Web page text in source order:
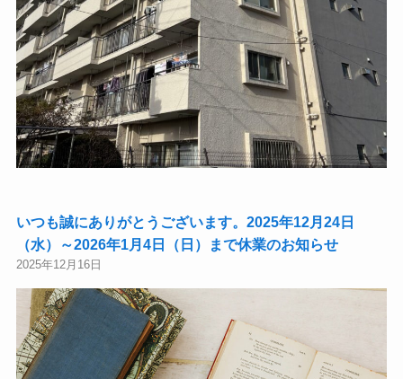
いつも誠にありがとうございます。2025年12月24日
（水）～2026年1月4日（日）まで休業のお知らせ
2025年12月16日